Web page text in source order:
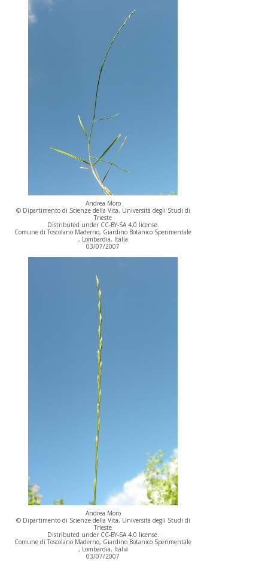
Andrea Moro
© Dipartimento di Scienze della Vita, Università degli Studi di
Trieste
Distributed under CC-BY-SA 4.0 license.
Comune di Toscolano Maderno, Giardino Botanico Sperimentale
, Lombardia, Italia
03/07/2007
Andrea Moro
© Dipartimento di Scienze della Vita, Università degli Studi di
Trieste
Distributed under CC-BY-SA 4.0 license.
Comune di Toscolano Maderno, Giardino Botanico Sperimentale
, Lombardia, Italia
03/07/2007